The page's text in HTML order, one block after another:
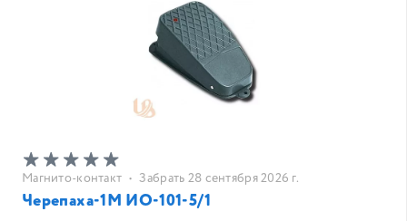
Магнито-контакт • Забрать 28 сентября 2026 г.
Черепаха-1М ИО-101-5/1